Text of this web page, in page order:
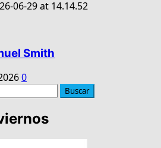
Smith
0